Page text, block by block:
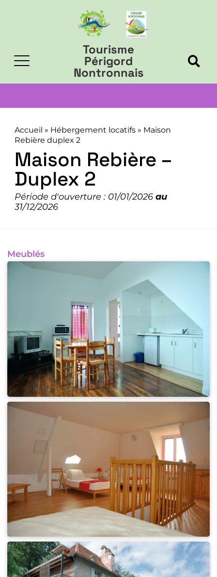
Tourisme
Périgord
Nontronnais
Accueil » Hébergement locatifs » Maison
Rebière duplex 2
Maison Rebière –
Duplex 2
Période d'ouverture : 01/01/2026 au
31/12/2026
Meublés